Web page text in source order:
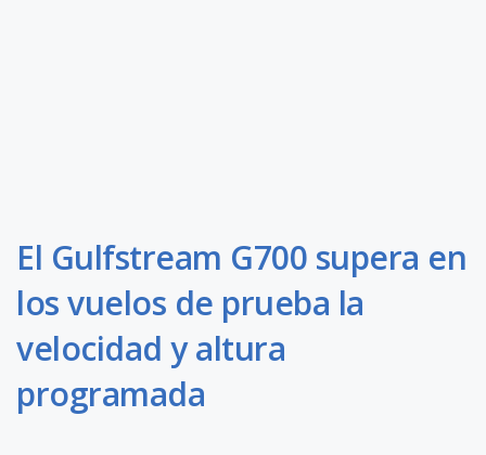
El Gulfstream G700 supera en
los vuelos de prueba la
velocidad y altura
programada